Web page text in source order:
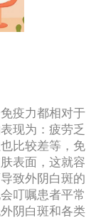
疫力都相对于
现为：疲劳乏
比较差等，免
表面，这就容
致外阴白斑的
叮嘱患者平常
阴白斑和各类